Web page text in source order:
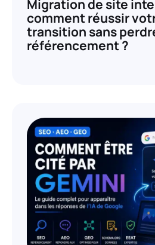
Migration de site
comment réussir
transition sans
référencement ?